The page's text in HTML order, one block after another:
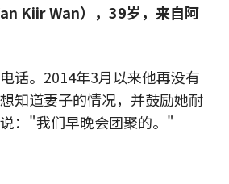
Kiir Wan），39岁，来自阿
话。2014年3月以来他再没有
知道妻子的情况，并鼓励她耐
："我们早晚会团聚的。"